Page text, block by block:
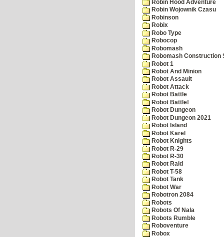
Robin Hood Adventure
Robin Wojownik Czasu
Robinson
Robix
Robo Type
Robocop
Robomash
Robomash Construction
Robot 1
Robot And Minion
Robot Assault
Robot Attack
Robot Battle
Robot Battle!
Robot Dungeon
Robot Dungeon 2021
Robot Island
Robot Karel
Robot Knights
Robot R-29
Robot R-30
Robot Raid
Robot T-58
Robot Tank
Robot War
Robotron 2084
Robots
Robots Of Nala
Robots Rumble
Roboventure
Robox